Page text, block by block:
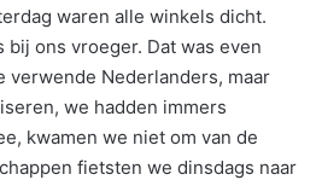
waren alle winkels dicht.
bij ons vroeger. Dat was even
verwende Nederlanders, maar
we hadden immers
kwamen we niet om van de
fietsten we dinsdags naar